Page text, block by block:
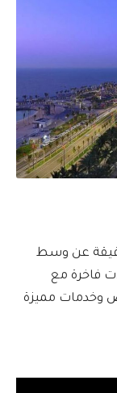
5 نجوم على جزيرة خاصة، يبعد 15 دقيقة عن وسط
فاخرة مع
وخدمات مميزة